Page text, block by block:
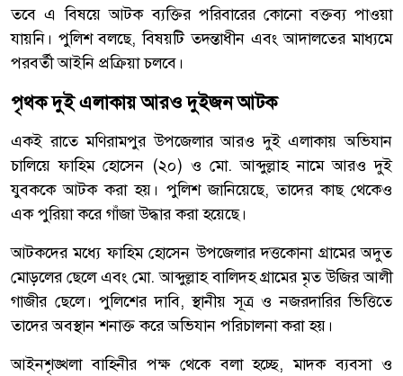
তবে এ বিষয়ে আটক ব্যক্তির পরিবারের কোনো বক্তব্য পাওয়া
যায়নি। পুলিশ বলছে, বিষয়টি তদন্তাধীন এবং আদালতের মাধ্যমে
পরবর্তী আইনি প্রক্রিয়া চলবে।
পৃথক দুই এলাকায় আরও দুইজন আটক
একই রাতে মণিরামপুর উপজেলার আরও দুই এলাকায় অভিযান
চালিয়ে ফাহিম হোসেন (২০) ও মো. আব্দুল্লাহ নামে আরও দুই
যুবককে আটক করা হয়। পুলিশ জানিয়েছে, তাদের কাছ থেকেও
এক পুরিয়া করে গাঁজা উদ্ধার করা হয়েছে।
আটকদের মধ্যে ফাহিম হোসেন উপজেলার দত্তকোনা গ্রামের অদুত
মোড়লের ছেলে এবং মো. আব্দুল্লাহ বালিদহ গ্রামের মৃত উজির আলী
গাজীর ছেলে। পুলিশের দাবি, স্থানীয় সূত্র ও নজরদারির ভিত্তিতে
তাদের অবস্থান শনাক্ত করে অভিযান পরিচালনা করা হয়।
আইনশৃঙ্খলা বাহিনীর পক্ষ থেকে বলা হচ্ছে, মাদক ব্যবসা ও